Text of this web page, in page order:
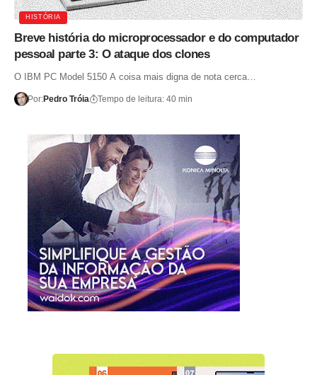
HISTÓRIA
Breve história do microprocessador e do computador
pessoal parte 3: O ataque dos clones
O IBM PC Model 5150 A coisa mais digna de nota cerca…
Por:Pedro Tróia Tempo de leitura: 40 min